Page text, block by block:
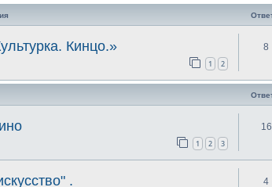
Кинцо.»
1 2
8
1 2 3
16
. 4